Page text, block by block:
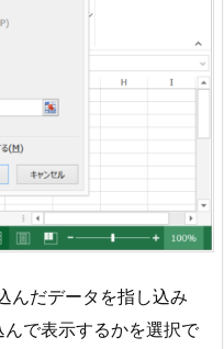
んだデータを指し込み
で表示するかを選択で